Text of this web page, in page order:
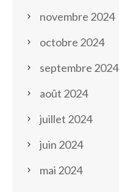
novembre 2024
octobre 2024
septembre 2024
août 2024
juillet 2024
juin 2024
mai 2024